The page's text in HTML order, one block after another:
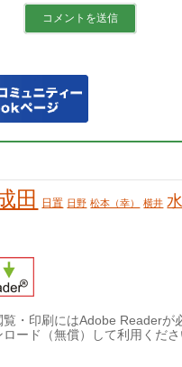
田 日置 日野 松本（幸） 横井
・印刷にはAdobe Readerが
ード（無償）して利用くださ